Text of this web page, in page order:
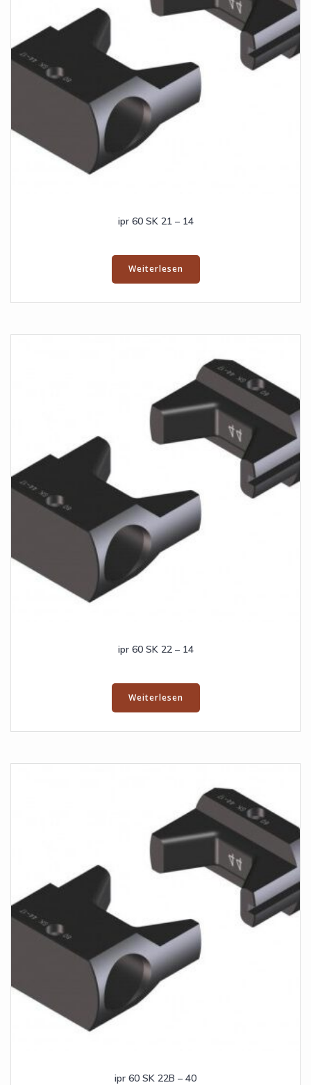
ipr 60 SK 21 – 14
Weiterlesen
ipr 60 SK 22 – 14
Weiterlesen
ipr 60 SK 22B – 40